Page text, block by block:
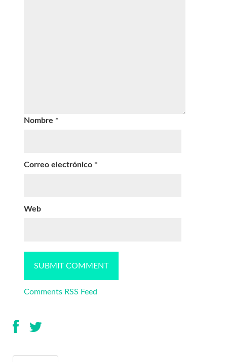
Nombre *
Correo electrónico *
Web
Comments RSS Feed